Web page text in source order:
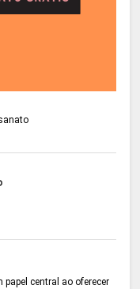
papel central ao oferecer